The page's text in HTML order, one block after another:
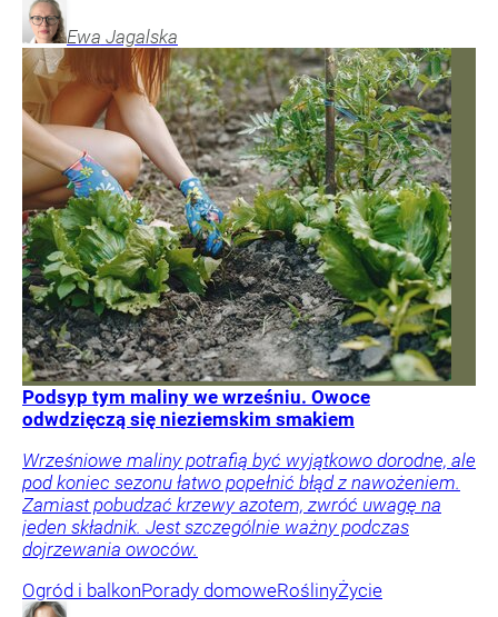
Ewa Jagalska
Podsyp tym maliny we wrześniu. Owoce
odwdzięczą się nieziemskim smakiem
Wrześniowe maliny potrafią być wyjątkowo dorodne, ale
pod koniec sezonu łatwo popełnić błąd z nawożeniem.
Zamiast pobudzać krzewy azotem, zwróć uwagę na
jeden składnik. Jest szczególnie ważny podczas
dojrzewania owoców.
Ogród i balkonPorady domoweRoślinyŻycie